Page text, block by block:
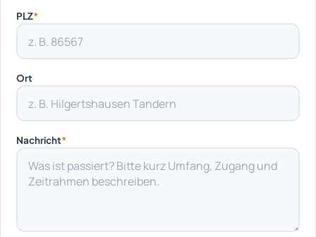
PLZ*
Ort
Nachricht*